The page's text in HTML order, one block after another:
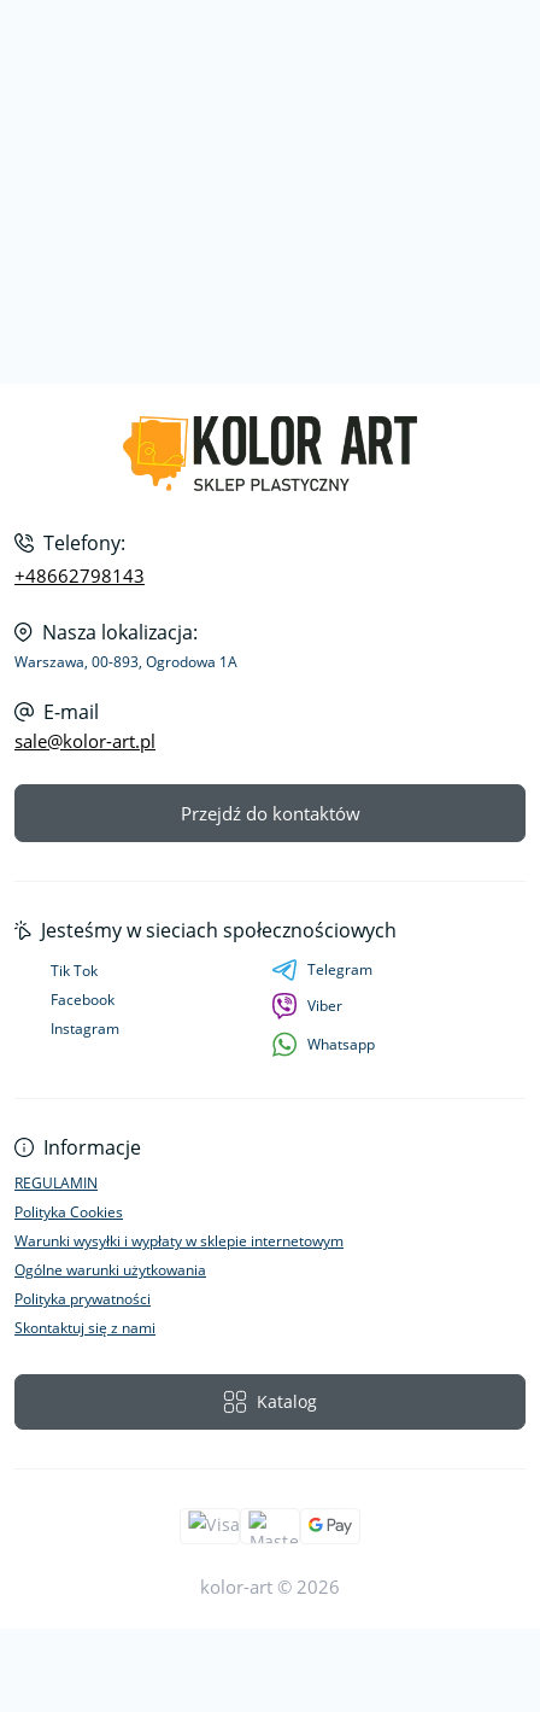
Telefony:
+48662798143
Nasza lokalizacja:
Warszawa, 00-893, Ogrodowa 1A
E-mail
sale@kolor-art.pl
Przejdź do kontaktów
Informacje
REGULAMIN
Polityka Cookies
Warunki wysyłki i wypłaty w sklepie internetowym
Ogólne warunki użytkowania
Polityka prywatności
Skontaktuj się z nami
Katalog
Jesteśmy w sieciach społecznościowych
Tik Tok
Facebook
Instagram
Telegram
Viber
Whatsapp
kolor-art © 2026